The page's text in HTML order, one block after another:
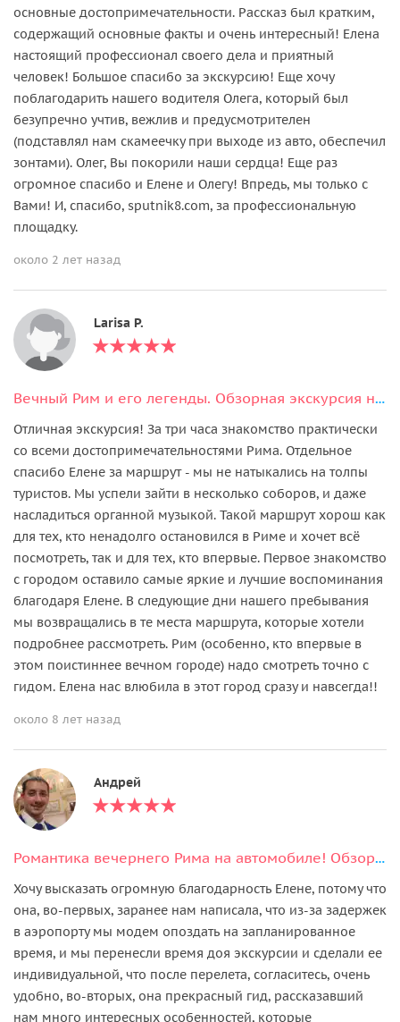
основные достопримечательности. Рассказ был кратким,
содержащий основные факты и очень интересный! Елена
настоящий профессионал своего дела и приятный
человек! Большое спасибо за экскурсию! Еще хочу
поблагодарить нашего водителя Олега, который был
безупречно учтив, вежлив и предусмотрителен
(подставлял нам скамеечку при выходе из авто, обеспечил
зонтами). Олег, Вы покорили наши сердца! Еще раз
огромное спасибо и Елене и Олегу! Впредь, мы только с
Вами! И, спасибо, sputnik8.com, за профессиональную
площадку.
около 2 лет назад
Larisa P.
Вечный Рим и его легенды. Обзорная экскурсия на автомобиле.
Отличная экскурсия! За три часа знакомство практически
со всеми достопримечательностями Рима. Отдельное
спасибо Елене за маршрут - мы не натыкались на толпы
туристов. Мы успели зайти в несколько соборов, и даже
насладиться органной музыкой. Такой маршрут хорош как
для тех, кто ненадолго остановился в Риме и хочет всё
посмотреть, так и для тех, кто впервые. Первое знакомство
с городом оставило самые яркие и лучшие воспоминания
благодаря Елене. В следующие дни нашего пребывания
мы возвращались в те места маршрута, которые хотели
подробнее рассмотреть. Рим (особенно, кто впервые в
этом поистиннее вечном городе) надо смотреть точно с
гидом. Елена нас влюбила в этот город сразу и навсегда!!
около 8 лет назад
Андрей
Романтика вечернего Рима на автомобиле! Обзорная экскурсия.
Хочу высказать огромную благодарность Елене, потому что
она, во-первых, заранее нам написала, что из-за задержек
в аэропорту мы модем опоздать на запланированное
время, и мы перенесли время доя экскурсии и сделали ее
индивидуальной, что после перелета, согласитесь, очень
удобно, во-вторых, она прекрасный гид, рассказавший
нам много интересных особенностей, которые